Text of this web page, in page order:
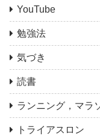
YouTube
勉強法
気づき
読書
ランニング，マラ
トライアスロン